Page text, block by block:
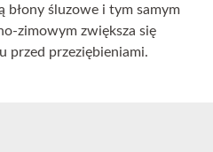
błony śluzowe i tym samym
zimowym zwiększa się
przed przeziębieniami.